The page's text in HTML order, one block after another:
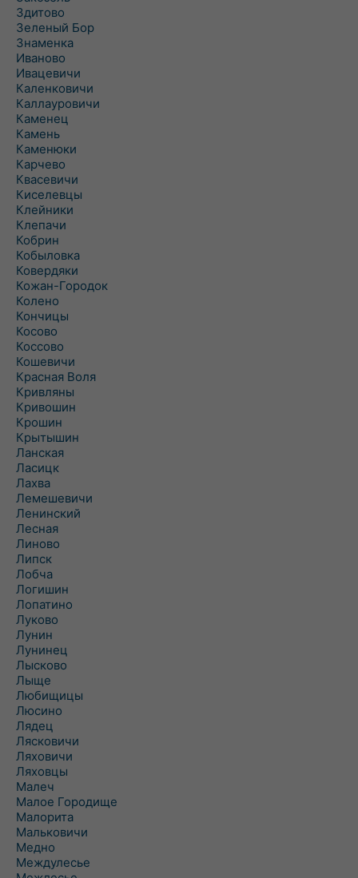
Здитово
Зеленый Бор
Знаменка
Иваново
Ивацевичи
Каленковичи
Каллауровичи
Каменец
Камень
Каменюки
Карчево
Квасевичи
Киселевцы
Клейники
Клепачи
Кобрин
Кобыловка
Ковердяки
Кожан-Городок
Колено
Кончицы
Косово
Коссово
Кошевичи
Красная Воля
Кривляны
Кривошин
Крошин
Крытышин
Ланская
Ласицк
Лахва
Лемешевичи
Ленинский
Лесная
Линово
Липск
Лобча
Логишин
Лопатино
Луково
Лунин
Лунинец
Лысково
Лыще
Любищицы
Люсино
Лядец
Лясковичи
Ляховичи
Ляховцы
Малеч
Малое Городище
Малорита
Мальковичи
Медно
Междулесье